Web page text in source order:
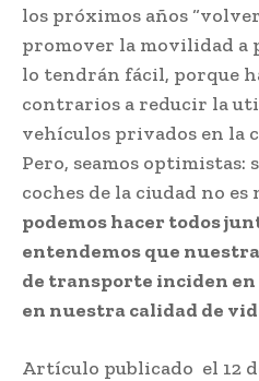
los próximos años
promover la movilidad a
lo tendrán fácil, porque
contrarios a reducir la
vehículos privados en la
Pero, seamos optimistas:
coches de la ciudad no
podemos hacer todos
entendemos que
de transporte inciden
en nuestra calidad de
Artículo publicado el 12